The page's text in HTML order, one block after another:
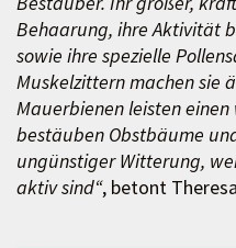
Behaarung, ihre Aktivität
sowie ihre spezielle
Muskelzittern machen sie
Mauerbienen leisten
bestäuben Obstbäume
ungünstiger Witterung,
aktiv sind“, betont